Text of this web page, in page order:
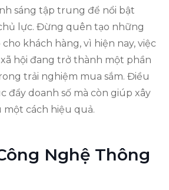
sáng tập trung để nổi bật
lực. Đừng quên tạo những
khách hàng, vì hiện nay, việc
hội đang trở thành một phần
trải nghiệm mua sắm. Điều
đẩy doanh số mà còn giúp xây
cách hiệu quả.
Nghệ Thông